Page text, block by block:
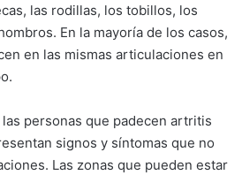
las rodillas, los tobillos, los
En la mayoría de los casos,
en las mismas articulaciones en
personas que padecen artritis
signos y síntomas que no
Las zonas que pueden estar